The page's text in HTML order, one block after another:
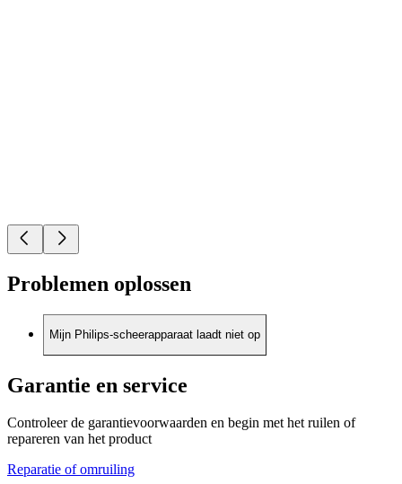
Problemen oplossen
Mijn Philips-scheerapparaat laadt niet op
Garantie en service
Controleer de garantievoorwaarden en begin met het ruilen of
repareren van het product
Reparatie of omruiling